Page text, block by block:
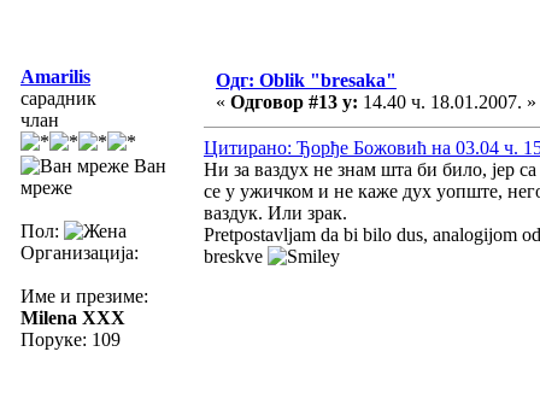
Amarilis
сарадник
члан
Ван
мреже
Пол:
Организација:
Име и презиме:
Milena XXX
Поруке: 109
Одг: Oblik "bresaka"
« Одговор #13 у: 14.40 ч. 18.01.2007. »
Цитирано: Ђорђе Божовић на 03.04 ч.
Ни за ваздух не знам шта би било, јер
се у ужичком и не каже дух уопште,
ваздук. Или зрак.
Pretpostavljam da bi bilo dus, analogijom
breskve